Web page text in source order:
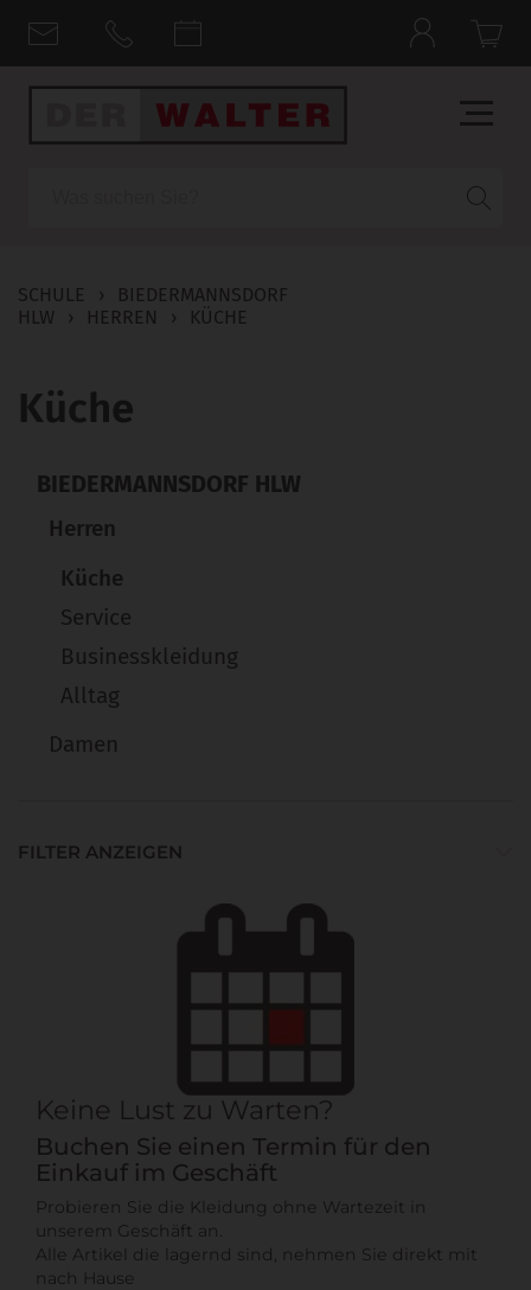
SCHULE ›
BIEDERMANNSDORF
HLW
› HERREN › KÜCHE
Küche
BIEDERMANNSDORF HLW
Herren
Küche
Service
Businesskleidung
Alltag
Damen
FILTER ANZEIGEN
Keine Lust zu Warten?
Buchen Sie einen Termin für den
Einkauf im Geschäft
Probieren Sie die Kleidung ohne Wartezeit in
unserem Geschäft an.
Alle Artikel die lagernd sind, nehmen Sie direkt mit
nach Hause